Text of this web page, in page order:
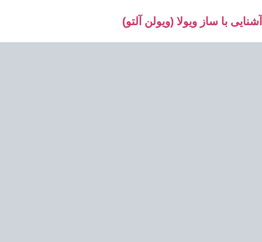
آشنایی با ساز ویولا (ویولن آلتو)